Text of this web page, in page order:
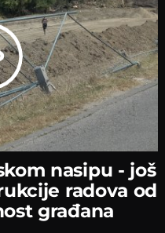
nasipu - јoš
radova od
građana